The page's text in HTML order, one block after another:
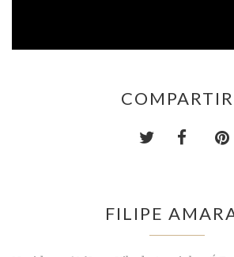
COMPARTIR
FILIPE